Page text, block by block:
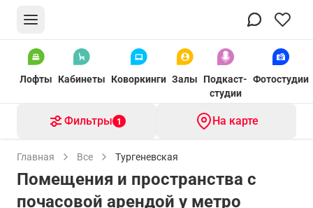
Лофты Кабинеты Коворкинги Залы
Подкаст-
студии
Фотостудии
Фильтры 1 На карте
Главная Все Тургеневская
Помещения и пространства с
почасовой арендой у метро